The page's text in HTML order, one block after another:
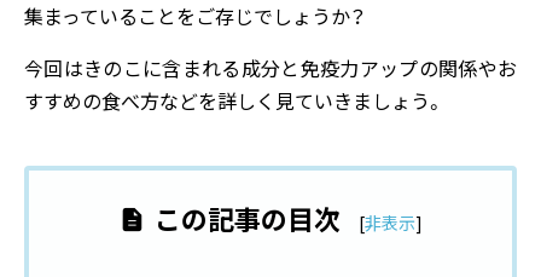
集まっていることをご存じでしょうか？
今回はきのこに含まれる成分と免疫力アップの関係やお
すすめの食べ方などを詳しく見ていきましょう。
この記事の目次 [非表示]